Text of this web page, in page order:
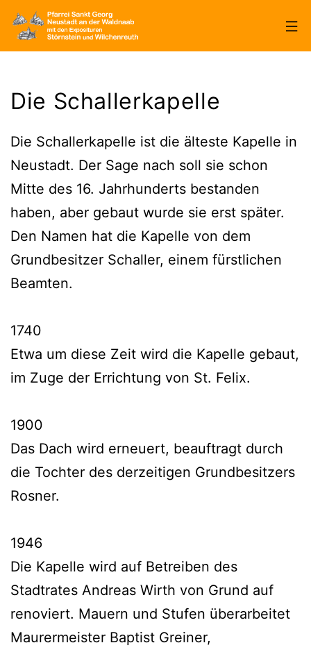
Zum
Inhalt
Georg
Neustadt/WN
Die Schallerkapelle
Die Schallerkapelle ist die älteste Kapelle in
Neustadt. Der Sage nach soll sie schon
Mitte des 16. Jahrhunderts bestanden
haben, aber gebaut wurde sie erst später.
Den Namen hat die Kapelle von dem
Grundbesitzer Schaller, einem fürstlichen
Beamten.
1740
Etwa um diese Zeit wird die Kapelle gebaut,
im Zuge der Errichtung von St. Felix.
1900
Das Dach wird erneuert, beauftragt durch
die Tochter des derzeitigen Grundbesitzers
Rosner.
1946
Die Kapelle wird auf Betreiben des
Stadtrates Andreas Wirth von Grund auf
renoviert. Mauern und Stufen überarbeitet
Maurermeister Baptist Greiner,